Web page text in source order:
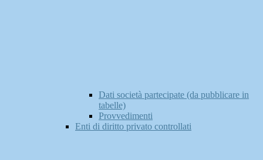
Dati società partecipate (da pubblicare in
tabelle)
Provvedimenti
Enti di diritto privato controllati